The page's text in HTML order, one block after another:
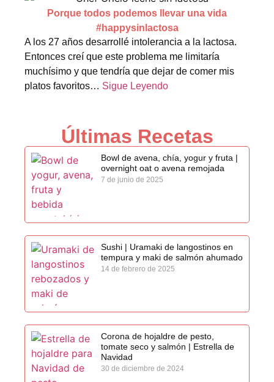
Porque todos podemos llevar una vida
#happysinlactosa
A los 27 años desarrollé intolerancia a la lactosa.
Entonces creí que este problema me limitaría
muchísimo y que tendría que dejar de comer mis
platos favoritos… Sigue Leyendo
Últimas Recetas
Bowl de avena, chía, yogur y fruta |
overnight oat o avena remojada
7 de junio de 2025
Sushi | Uramaki de langostinos en
tempura y maki de salmón ahumado
14 de febrero de 2025
Corona de hojaldre de pesto,
tomate seco y salmón | Estrella de
Navidad
30 de diciembre de 2024